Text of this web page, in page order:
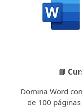
📘
Domina Word
de 100